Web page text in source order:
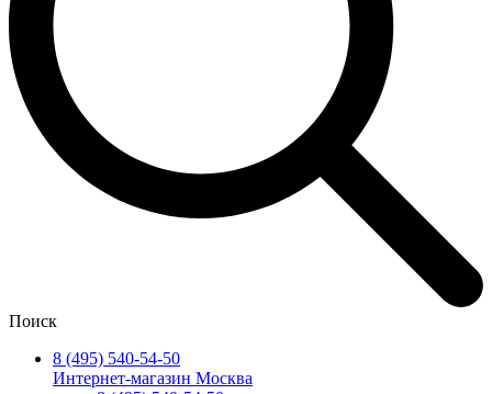
Поиск
8 (495) 540-54-50
Интернет-магазин Москва